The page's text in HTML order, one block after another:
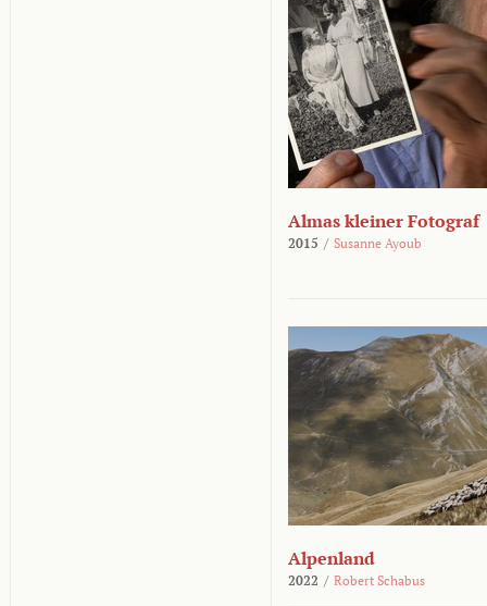
Almas kleiner Fotograf
2015 / Susanne Ayoub
Alpenland
2022 / Robert Schabus